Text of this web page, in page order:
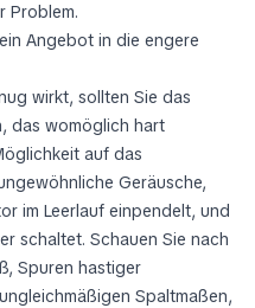
Problem.
Angebot in die engere
wirkt, sollten Sie das
das womöglich hart
auf das
Geräusche,
im Leerlauf einpendelt, und
schaltet. Schauen Sie nach
Spuren hastiger
Spaltmaßen,